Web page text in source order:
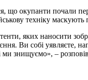
що окупанти почали
техніку маскують
тенти, яких наносити
Ви собі уявляєте,
ми знищуємо», –